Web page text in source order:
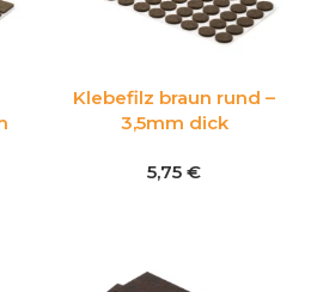
Klebefilz braun rund –
3,5mm dick
5,75 €